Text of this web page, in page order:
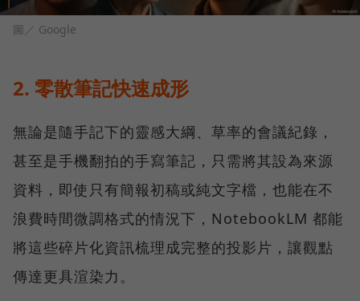
圖／ Google
2. 零散筆記快速成形
無論是隨手記下的靈感大綱、草率的會議紀錄，
甚至是手機翻拍的手寫筆記，只需將其設為來源
資料，即使只有簡報初稿或純文字檔，也能在不
浪費時間微調格式的情況下，NotebookLM 都能
將這些碎片化資訊梳理成完整的投影片，讓觀點
傳達更具渲染力。